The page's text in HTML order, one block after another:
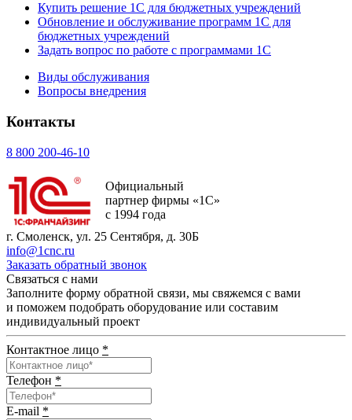
Купить решение 1С для бюджетных учреждений
Обновление и обслуживание программ 1С для
бюджетных учреждений
Задать вопрос по работе с программами 1С
Виды обслуживания
Вопросы внедрения
Контакты
8 800 200-46-10
Официальный
партнер фирмы «1С»
с 1994 года
г. Смоленск, ул. 25 Сентября, д. 30Б
info@1cnc.ru
Заказать обратный звонок
Связаться с нами
Заполните форму обратной связи, мы свяжемся с вами
и поможем подобрать оборудование или составим
индивидуальный проект
Контактное лицо *
Телефон *
E-mail *